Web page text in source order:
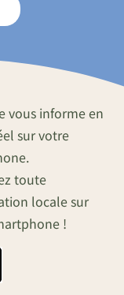
vous informe en
sur votre
toute
locale sur
!